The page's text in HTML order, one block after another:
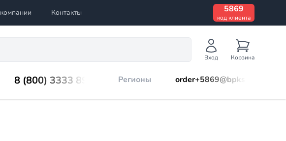
Контакты 5869
код клиента
Вход Корзина
8 (800) 3333 899 Регионы order+5869@bpks.ru